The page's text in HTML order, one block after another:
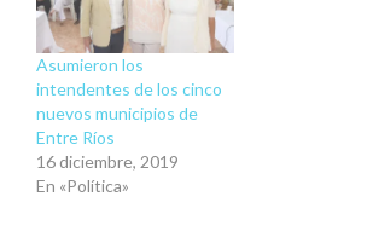
Asumieron los
intendentes de los cinco
nuevos municipios de
Entre Ríos
16 diciembre, 2019
En «Política»